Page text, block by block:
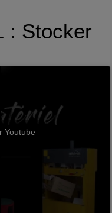
: Stocker
Youtube